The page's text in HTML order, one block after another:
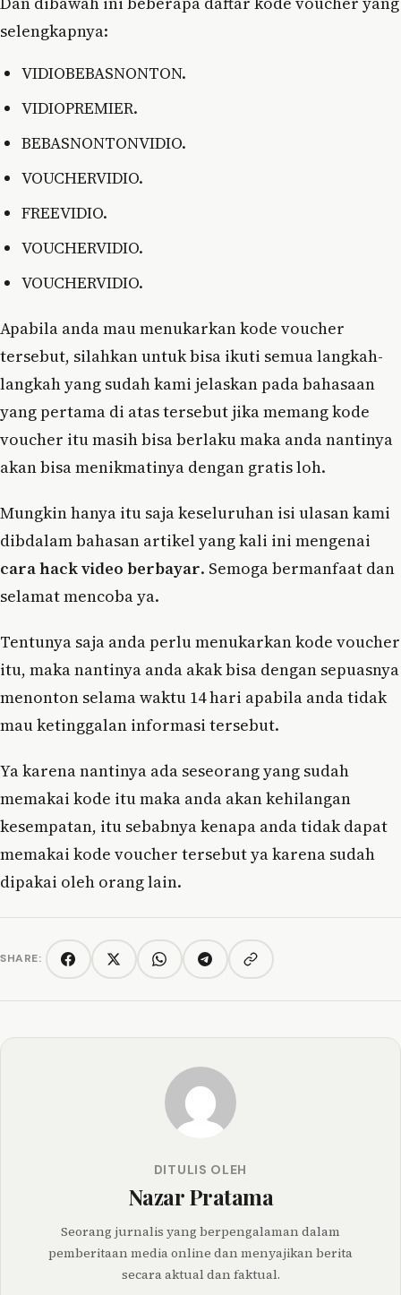
selengkapnya:
VIDIOBEBASNONTON.
VIDIOPREMIER.
BEBASNONTONVIDIO.
VOUCHERVIDIO.
FREEVIDIO.
VOUCHERVIDIO.
VOUCHERVIDIO.
Apabila anda mau menukarkan kode voucher
tersebut, silahkan untuk bisa ikuti semua langkah-
langkah yang sudah kami jelaskan pada bahasaan
yang pertama di atas tersebut jika memang kode
voucher itu masih bisa berlaku maka anda nantinya
akan bisa menikmatinya dengan gratis loh.
Mungkin hanya itu saja keseluruhan isi ulasan kami
dibdalam bahasan artikel yang kali ini mengenai
cara hack video berbayar. Semoga bermanfaat dan
selamat mencoba ya.
Tentunya saja anda perlu menukarkan kode voucher
itu, maka nantinya anda akak bisa dengan sepuasnya
menonton selama waktu 14 hari apabila anda tidak
mau ketinggalan informasi tersebut.
Ya karena nantinya ada seseorang yang sudah
memakai kode itu maka anda akan kehilangan
kesempatan, itu sebabnya kenapa anda tidak dapat
memakai kode voucher tersebut ya karena sudah
dipakai oleh orang lain.
SHARE: FacebookTwitter/XWhatsAppTelegramCopy link
DITULIS OLEH
Nazar Pratama
Seorang jurnalis yang berpengalaman dalam
pemberitaan media online dan menyajikan berita
secara aktual dan faktual.